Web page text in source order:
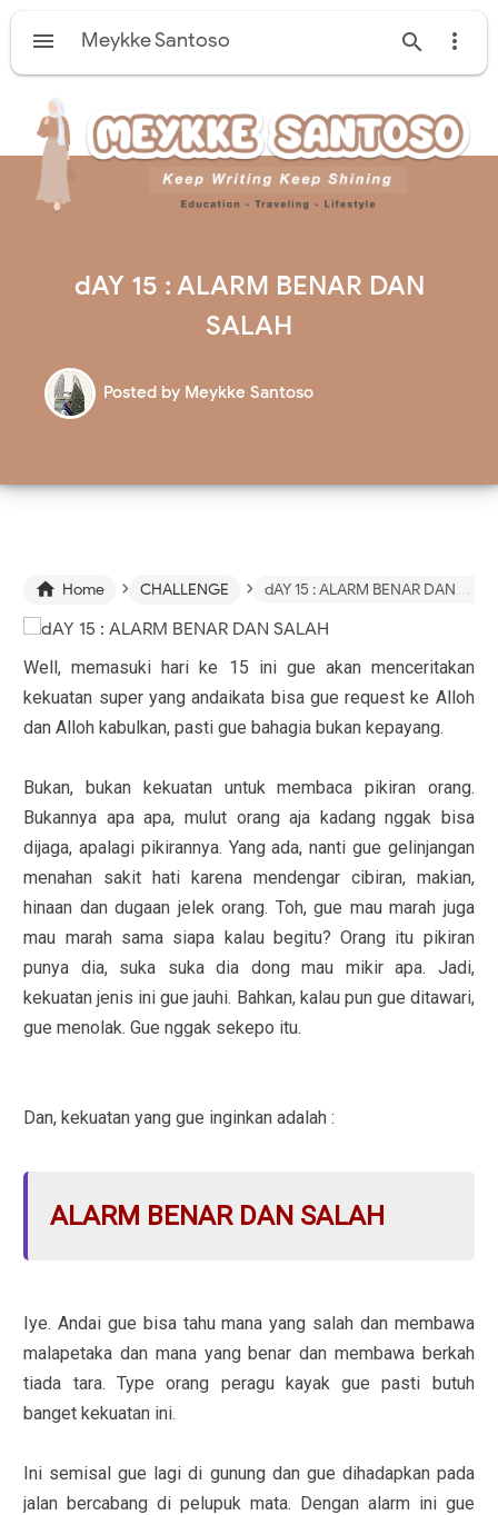
  
Meykke Santoso
dAY 15 : ALARM BENAR DAN
SALAH
Posted by Meykke Santoso
 Home › CHALLENGE › dAY 15 : ALARM BENAR DAN SALAH
Well, memasuki hari ke 15 ini gue akan menceritakan
kekuatan super yang andaikata bisa gue request ke Alloh
dan Alloh kabulkan, pasti gue bahagia bukan kepayang.
Bukan, bukan kekuatan untuk membaca pikiran orang.
Bukannya apa apa, mulut orang aja kadang nggak bisa
dijaga, apalagi pikirannya. Yang ada, nanti gue gelinjangan
menahan sakit hati karena mendengar cibiran, makian,
hinaan dan dugaan jelek orang. Toh, gue mau marah juga
mau marah sama siapa kalau begitu? Orang itu pikiran
punya dia, suka suka dia dong mau mikir apa. Jadi,
kekuatan jenis ini gue jauhi. Bahkan, kalau pun gue ditawari,
gue menolak. Gue nggak sekepo itu.
Dan, kekuatan yang gue inginkan adalah :
ALARM BENAR DAN SALAH
Iye. Andai gue bisa tahu mana yang salah dan membawa
malapetaka dan mana yang benar dan membawa berkah
tiada tara. Type orang peragu kayak gue pasti butuh
banget kekuatan ini.
Ini semisal gue lagi di gunung dan gue dihadapkan pada
jalan bercabang di pelupuk mata. Dengan alarm ini gue